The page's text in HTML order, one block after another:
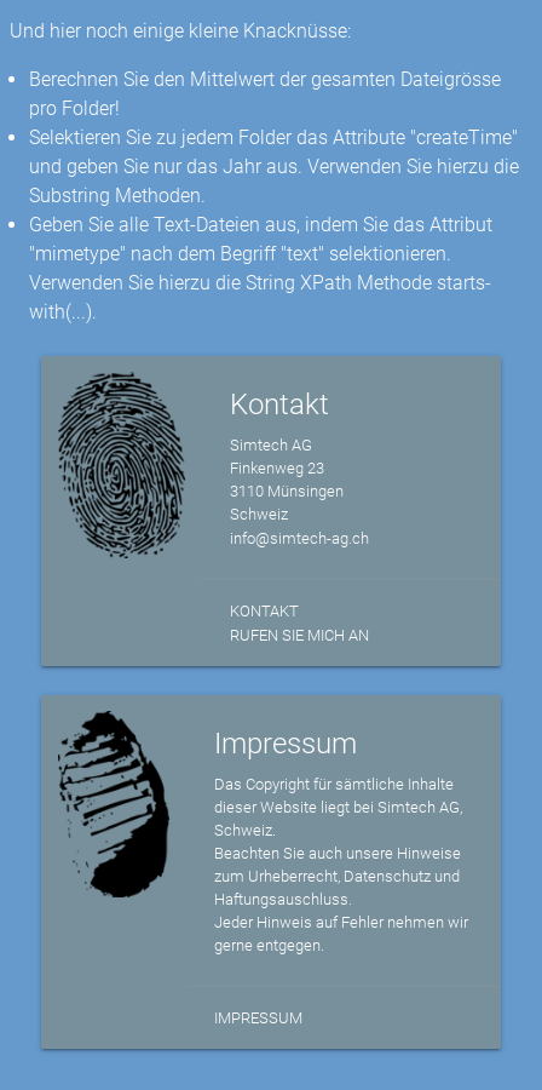
Und hier noch einige kleine Knacknüsse:
Berechnen Sie den Mittelwert der gesamten Dateigrösse
pro Folder!
Selektieren Sie zu jedem Folder das Attribute "createTime"
und geben Sie nur das Jahr aus. Verwenden Sie hierzu die
Substring Methoden.
Geben Sie alle Text-Dateien aus, indem Sie das Attribut
"mimetype" nach dem Begriff "text" selektionieren.
Verwenden Sie hierzu die String XPath Methode starts-
with(...).
Kontakt
Simtech AG
Finkenweg 23
3110 Münsingen
Schweiz
info@simtech-ag.ch
KONTAKT
RUFEN SIE MICH AN
Impressum
Das Copyright für sämtliche Inhalte
dieser Website liegt bei Simtech AG,
Schweiz.
Beachten Sie auch unsere Hinweise
zum Urheberrecht, Datenschutz und
Haftungsauschluss.
Jeder Hinweis auf Fehler nehmen wir
gerne entgegen.
IMPRESSUM